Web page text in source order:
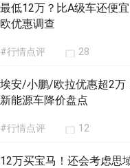
最低12万？比A级车还便
欧优惠调查
#行情点评 28
埃安/小鹏/欧拉优惠超2万
新能源车降价盘点
#行情点评 12
12万买宝马！还会考虑思